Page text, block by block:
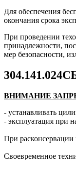
Для обеспечения
окончания срока
При проведении
принадлежности,
мер безопасности,
ВНИМАНИЕ
- устанавливать
- эксплуатация при
При
Своевременное